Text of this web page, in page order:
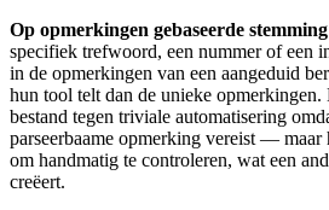
Op opmerkingen gebaseerde stemming
specifiek trefwoord, een nummer of een
in de opmerkingen van een aangeduid
hun tool telt dan de unieke opmerkingen.
bestand tegen triviale automatisering
parseerbaame opmerking vereist —
om handmatig te controleren, wat een
creëert.